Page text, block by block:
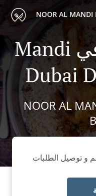
NOOR AL MANDI
Mandi توصيل طعام في
Dubai
NOOR AL
و توصيل الطلبات